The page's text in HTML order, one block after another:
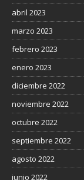
abril 2023
marzo 2023
febrero 2023
enero 2023
diciembre 2022
noviembre 2022
octubre 2022
septiembre 2022
agosto 2022
junio 2022